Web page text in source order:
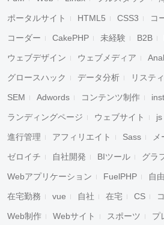
ポータルサイト HTML5 CSS3 コ
コーダー CakePHP 未経験 B2B
ウェブデザイン ウェブメディア
グロースハック データ分析 リステ
SEM Adwords コンテンツ制作
ランディングページ ウェブサイト js
進行管理 アフィリエイト Sass
ゼロイチ 自社開発 BIツール グラ
Webアプリケーション FuelPHP 自由
在宅勤務 vue 自社 在宅 CS
Web制作 Webサイト スポーツ プ